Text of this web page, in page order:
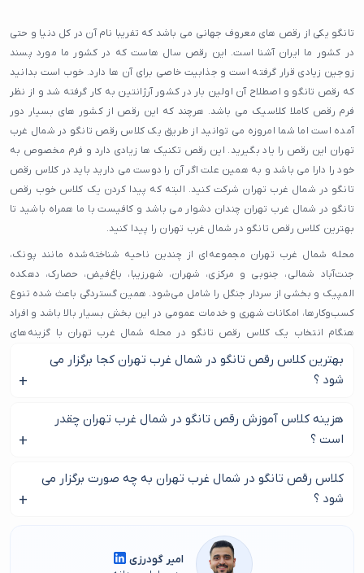
تانگو یکی از رقص های معروف جهانی می باشد که تفریبا نام آن در کل دنیا و حتی
در کشور ما ایران آشنا است. این رقص سال هاست که در کشور ما مورد پسند
زوجین زیادی قرار گرفته است و جذابیت خاصی برای آن ها دارد. خوب است بدانید
که رقص تانگو و اصطلاح آن اولین بار در کشور آرژانتین به کار گرفته شد و از نظر
فرم رقص کاملا کلاسیک می باشد. هرچند که این رقص از کشور های بسیار دور
آمده است اما شما امروزه می توانید از طریق یک کلاس رقص تانگو در شمال غرب
تهران این رقص را یاد بگیرید. این رقص تکنیک ها زیادی دارد و فرم مخصوص به
خود را دارا می باشد و به همین علت اگر آن را دوست می دارید باید در کلاس رقص
تانگو در شمال غرب تهران شرکت کنید. البته که پیدا کردن یک کلاس خوب رقص
تانگو در شمال غرب تهران چندان دشوار می باشد و کافیست با ما همراه باشید تا
بهترین کلاس رقص تانگو در شمال غرب تهران را پیدا کنید.
محله شمال غرب تهران مجموعه‌ای از چندین ناحیه شناخته‌شده مانند پونک،
جنت‌آباد شمالی، جنوبی و مرکزی، شهران، شهرزیبا، باغ‌فیض، حصارک، دهکده
المپیک و بخشی از سردار جنگل را شامل می‌شود. همین گستردگی باعث شده تنوع
کسب‌وکارها، امکانات شهری و خدمات عمومی در این بخش بسیار بالا باشد و افراد
هنگام انتخاب یک کلاس رقص تانگو در محله شمال غرب تهران با گزینه‌های
مختلفی روبه‌رو شوند.
نزدیکی به بزرگراه‌هایی مانند همت، حکیم، ستاری و یادگار امام، این محدوده را به
افراد از محله‌های اطراف مانند کن، اکباتان، دهکده المپیک، شهرک نفت و حتی
چیتگر برای استفاده از یک کلاس رقص تانگو در محله شمال غرب تهران به این
رقص تانگو در محله شمال غرب تهران که خوش‌نام، معتبر و دارای کیفیت خدمات
خوب باشد را دوچندان می‌کند.
گردآوری شده‌ اند تا روند انتخاب برای شما شفاف و سریع باشد. اگر به‌دنبال یک
تجربه مطمئن هستید، انتخاب درست کلاس رقص تانگو در محله شمال غرب
بهترین کلاس رقص تانگو در شمال غرب تهران کجا برگزار می
شود ؟
برای پیدا کردن بهترین کلاس رقص تانگو در شمال غرب تهران با ما
در این صفحه همراه باشید.
هزینه کلاس آموزش رقص تانگو در شمال غرب تهران چقدر
است ؟
بهتر است اطلاعات هزینه کلاس رقص تانگو در شمال غرب تهران را
از کلاس مورد نظر خود دریافت کنید.
کلاس رقص تانگو در شمال غرب تهران به چه صورت برگزار می
شود ؟
معمولا کلاس رقص تانگو در شمال غرب تهران به صورت خصوصی
برای زوجین برگزار می گردد.
امیر گودرزی